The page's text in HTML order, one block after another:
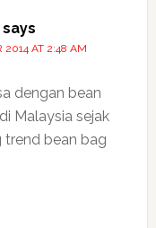
says
2014 AT 2:48 AM
dengan bean
Malaysia sejak
trend bean bag